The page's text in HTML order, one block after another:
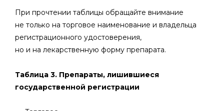
При прочтении таблицы обращайте внимание
не только на торговое наименование и владельца
регистрационного удостоверения,
но и на лекарственную форму препарата.
Таблица 3. Препараты, лишившиеся
государственной регистрации